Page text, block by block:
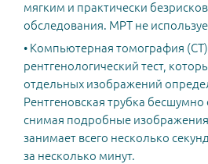
мягким и практически
обследования. МРТ не
• Компьютерная томография
рентгенологический тест,
отдельных изображений
Рентгеновская трубка
снимая подробные
занимает всего несколько
за несколько минут.